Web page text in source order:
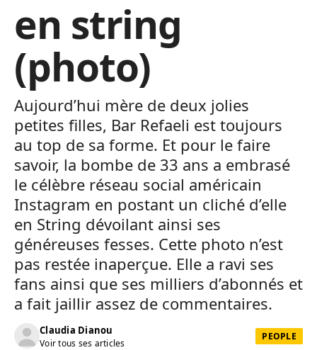
en string
(photo)
Aujourd’hui mère de deux jolies
petites filles, Bar Refaeli est toujours
au top de sa forme. Et pour le faire
savoir, la bombe de 33 ans a embrasé
le célèbre réseau social américain
Instagram en postant un cliché d’elle
en String dévoilant ainsi ses
généreuses fesses. Cette photo n’est
pas restée inaperçue. Elle a ravi ses
fans ainsi que ses milliers d’abonnés et
a fait jaillir assez de commentaires.
Claudia Dianou
Voir tous ses articles
PEOPLE